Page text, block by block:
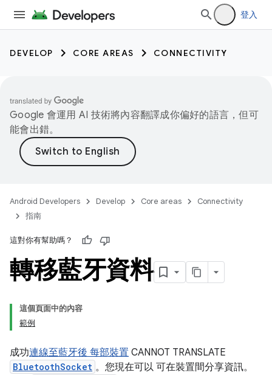
登入
DEVELOP CORE AREAS CONNECTIVITY
Google 會運用 AI 技術將內容翻譯成你偏好的語言，但可
能會出錯。
Android Developers Develop Core areas
Connectivity
指南
這對你有幫助嗎？
轉移藍牙資料
這個頁面中的內容
範例
成功連線至藍牙後 每部裝置 CANNOT TRANSLATE
BluetoothSocket 。您現在可以 可在裝置間分享資訊。